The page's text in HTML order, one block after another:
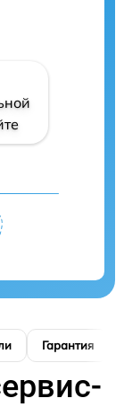
Гарантия